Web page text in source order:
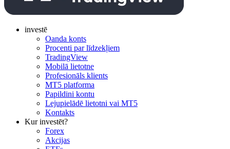
investē
Oanda konts
Procenti par līdzekļiem
TradingView
Mobilā lietotne
Profesionāls klients
MT5 platforma
Papildini kontu
Lejupielādē lietotni vai MT5
Kontakts
Kur investēt?
Forex
Akcijas